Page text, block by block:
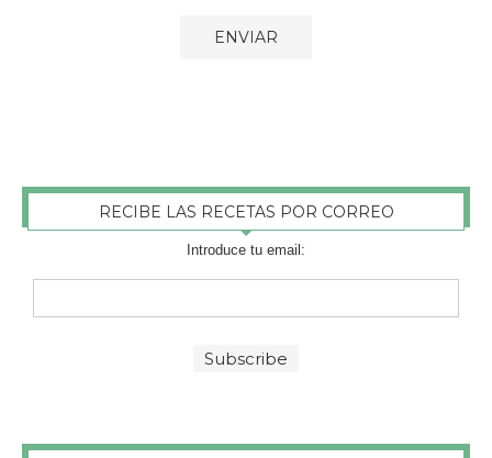
RECIBE LAS RECETAS POR CORREO
Introduce tu email: